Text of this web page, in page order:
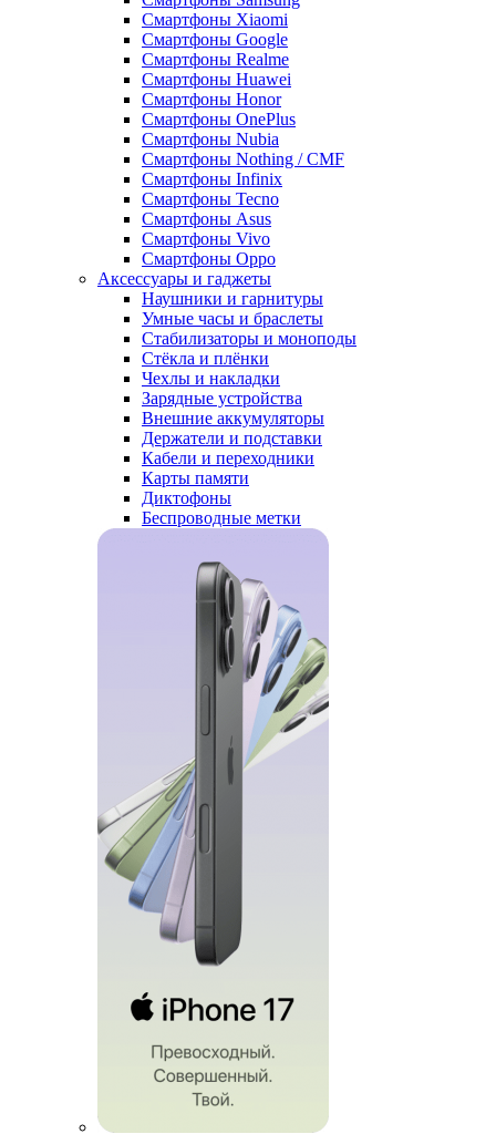
Смартфоны Xiaomi
Смартфоны Google
Смартфоны Realme
Смартфоны Huawei
Смартфоны Honor
Смартфоны OnePlus
Смартфоны Nubia
Смартфоны Nothing / CMF
Смартфоны Infinix
Смартфоны Tecno
Смартфоны Asus
Смартфоны Vivo
Смартфоны Oppo
Аксессуары и гаджеты
Наушники и гарнитуры
Умные часы и браслеты
Стабилизаторы и моноподы
Стёкла и плёнки
Чехлы и накладки
Зарядные устройства
Внешние аккумуляторы
Держатели и подставки
Кабели и переходники
Карты памяти
Диктофоны
Беспроводные метки